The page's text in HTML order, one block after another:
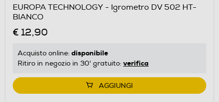
EUROPA TECHNOLOGY - Igrometro DV 502 HT-
BIANCO
€ 12,90
Acquisto online: disponibile
Ritiro in negozio in 30' gratuito: verifica
AGGIUNGI